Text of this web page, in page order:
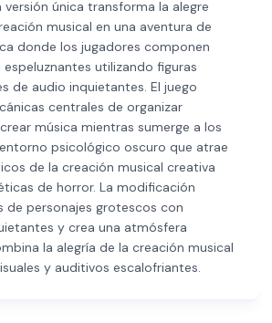
única transforma la alegre
musical en una aventura de
donde los jugadores componen
utilizando figuras
de audio inquietantes. El juego
centrales de organizar
música mientras sumerge a los
psicológico oscuro que atrae
de la creación musical creativa
de horror. La modificación
de personajes grotescos con
y crea una atmósfera
la alegría de la creación musical
y auditivos escalofriantes.